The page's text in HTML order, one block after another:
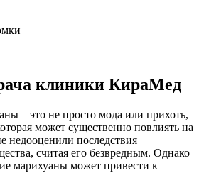
клиники КираМед
– это не просто мода или прихоть,
может существенно повлиять на
недооценили последствия
считая его безвредным. Однако
марихуаны может привести к